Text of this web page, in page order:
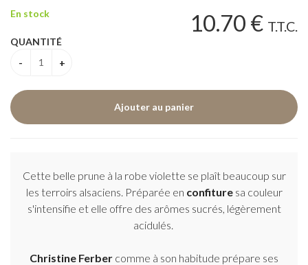
10.70 € T.T.C.
En stock
QUANTITÉ
Cette belle prune à la robe violette se plaît beaucoup sur
les terroirs alsaciens. Préparée en confituresa couleur
s'intensifie et elle offre des arômes sucrés, légèrement
acidulés.
Christine Ferber comme à son habitude prépare ses